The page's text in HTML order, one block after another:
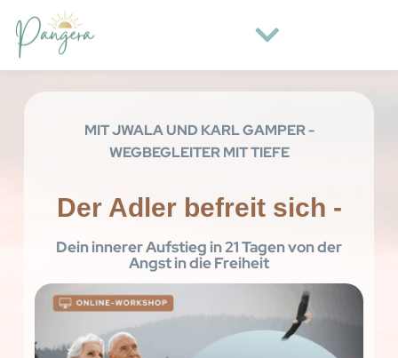
MIT JWALA UND KARL GAMPER -
WEGBEGLEITER MIT TIEFE
Der Adler befreit sich -
Dein innerer Aufstieg in 21 Tagen von der
Angst in die Freiheit